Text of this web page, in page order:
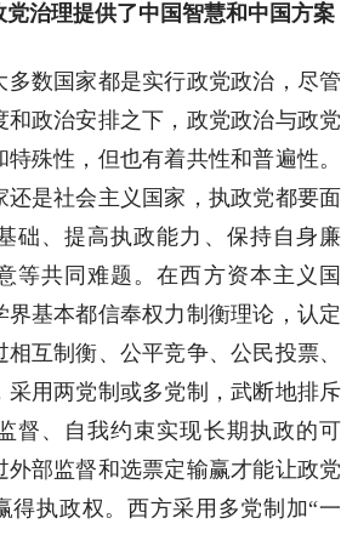
党治理提供了中国智慧和中国方案
多数国家都是实行政党政治，尽管
和政治安排之下，政党政治与政党
殊性，但也有着共性和普遍性。
还是社会主义国家，执政党都要面
础、提高执政能力、保持自身廉
等共同难题。在西方资本主义国
界基本都信奉权力制衡理论，认定
互制衡、公平竞争、公民投票、
采用两党制或多党制，武断地排斥
督、自我约束实现长期执政的可
外部监督和选票定输赢才能让政党
得执政权。西方采用多党制加“一